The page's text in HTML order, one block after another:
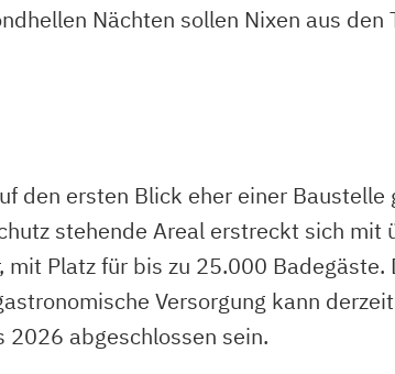
Nächten sollen Nixen aus den
den ersten Blick eher einer Baustelle
stehende Areal erstreckt sich mit
Platz für bis zu 25.000 Badegäste.
Versorgung kann
2026 abgeschlossen sein.